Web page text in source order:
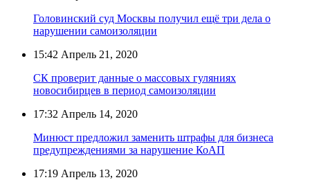
Головинский суд Москвы получил ещё три дела о
нарушении самоизоляции
15:42 Апрель 21, 2020
СК проверит данные о массовых гуляниях
новосибирцев в период самоизоляции
17:32 Апрель 14, 2020
Минюст предложил заменить штрафы для бизнеса
предупреждениями за нарушение КоАП
17:19 Апрель 13, 2020